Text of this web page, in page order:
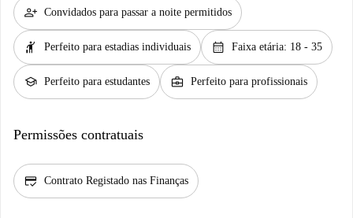
person_add Convidados para passar a noite permitidos
hail Perfeito para estadias individuais calendar_month Faixa etária: 18 - 35
school Perfeito para estudantes business_center Perfeito para profissionais
Permissões contratuais
credit_score Contrato Registado nas Finanças